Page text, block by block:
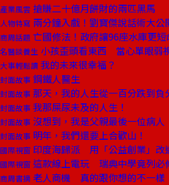
產業風雲 搶賺二十億月餅財的兩匹黑馬
人物特寫 兩分鐘入戲！劉寶傑說話術大公
商周話題 亡國修法！政府讓96座水庫更短
名醫談養生 小孩歪頭看東西 當心單眼弱
大事輕鬆讀 我的未來很幸福？
封面故事 鋼鐵人醫生
封面故事 那天，我的人生從一百分跌到負
封面故事 我那屎尿未及的人生！
封面故事 沒想到，我是父親最後一位病人
封面故事 明年，我們還要上合歡山！
國際視窗 印度海歸派 用「公益創業」改
國際視窗 這款線上電玩 瑞典中學竟列必
商周書摘 老人商機 真的跟你想的不一樣